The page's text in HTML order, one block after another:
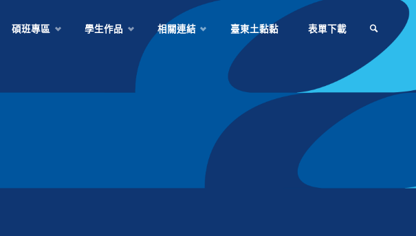
碩班專區 學生作品 相關連結 臺東土黏黏 表單下載